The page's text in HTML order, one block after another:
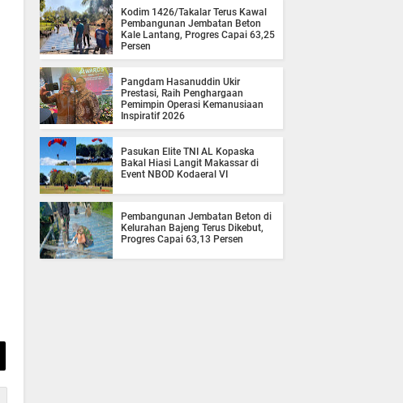
Kodim 1426/Takalar Terus Kawal
Pembangunan Jembatan Beton
Kale Lantang, Progres Capai 63,25
Persen
Pangdam Hasanuddin Ukir
Prestasi, Raih Penghargaan
Pemimpin Operasi Kemanusiaan
Inspiratif 2026
Pasukan Elite TNI AL Kopaska
Bakal Hiasi Langit Makassar di
Event NBOD Kodaeral VI
Pembangunan Jembatan Beton di
Kelurahan Bajeng Terus Dikebut,
Progres Capai 63,13 Persen